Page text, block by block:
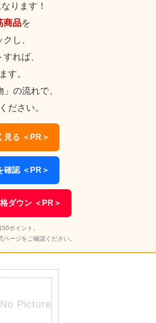
ります！
商品を
し、
れば、
す。
の流れで、
ださい。
見る ＜PR＞
確認 ＜PR＞
ダウン ＜PR＞
ポイント。
ージをご確認ください。